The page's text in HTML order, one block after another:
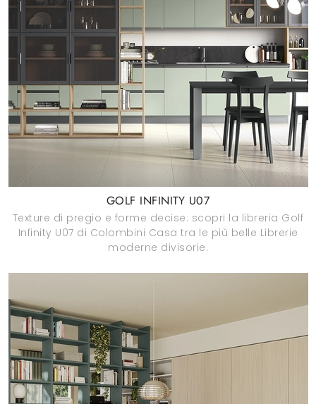
GOLF INFINITY U07
Texture di pregio e forme decise: scopri la libreria Golf
Infinity U07 di Colombini Casa tra le più belle Librerie
moderne divisorie.